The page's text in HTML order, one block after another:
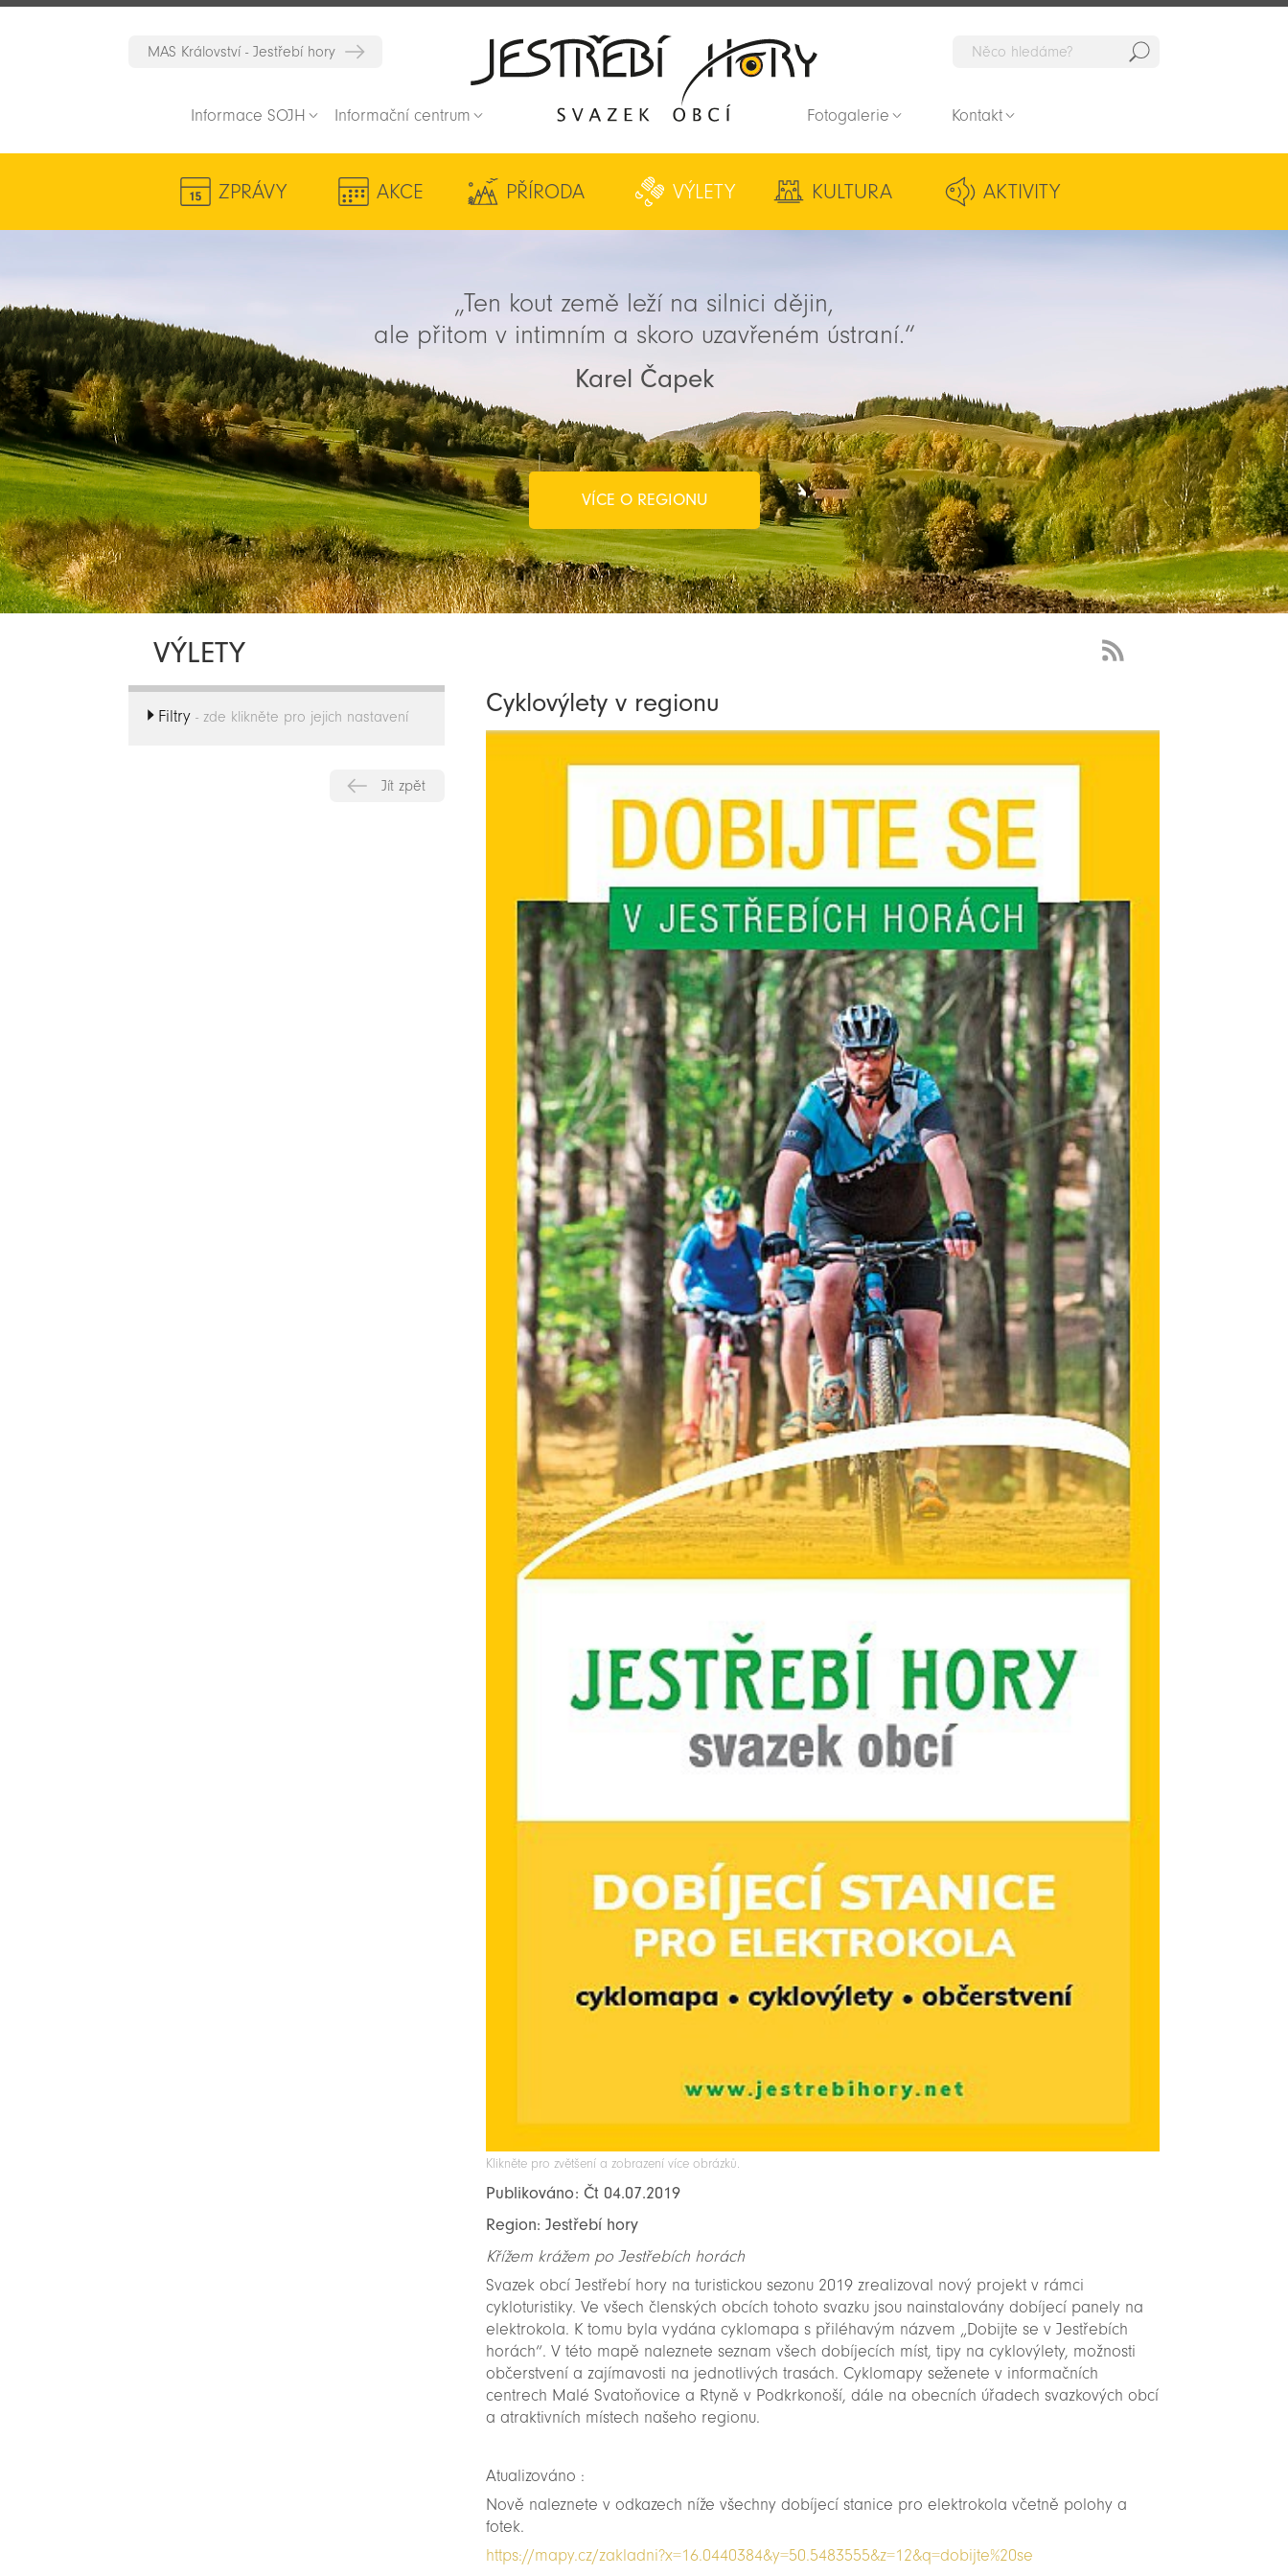
MAS Království - Jestřebí hory
Informace SOJH Informační centrum Fotogalerie Kontakt
ZPRÁVY AKCE PŘÍRODA VÝLETY KULTURA AKTIVITY
„Ten kout země leží na silnici dějin,
ale přitom v intimním a skoro uzavřeném ústraní.“
Karel Čapek
VÍCE O REGIONU
VÝLETY
novinky
Filtry - zde klikněte pro jejich nastavení
Jít zpět
Cyklovýlety v regionu
Klikněte pro zvětšení a zobrazení více obrázků.
Publikováno: Čt 04.07.2019
Region: Jestřebí hory
Křížem krážem po Jestřebích horách
Svazek obcí Jestřebí hory na turistickou sezonu 2019 zrealizoval nový projekt v rámci
cykloturistiky. Ve všech členských obcích tohoto svazku jsou nainstalovány dobíjecí panely na
elektrokola. K tomu byla vydána cyklomapa s přiléhavým názvem „Dobijte se v Jestřebích
horách“. V této mapě naleznete seznam všech dobíjecích míst, tipy na cyklovýlety, možnosti
občerstvení a zajímavosti na jednotlivých trasách. Cyklomapy seženete v informačních
centrech Malé Svatoňovice a Rtyně v Podkrkonoší, dále na obecních úřadech svazkových obcí
a atraktivních místech našeho regionu.
Atualizováno :
Nově naleznete v odkazech níže všechny dobíjecí stanice pro elektrokola včetně polohy a
fotek.
https://mapy.cz/zakladni?x=16.0440384&y=50.5483555&z=12&q=dobijte%20se